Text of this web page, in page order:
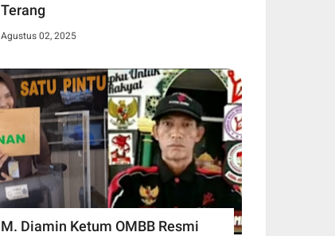
Terang
Agustus 02, 2025
M. Diamin Ketum OMBB Resmi